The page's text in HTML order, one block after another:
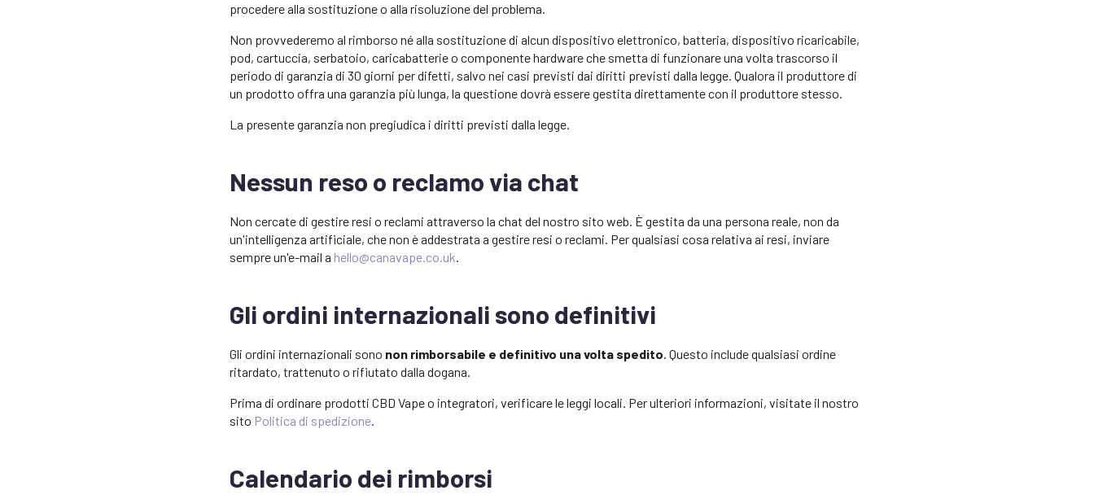
procedere alla sostituzione o alla risoluzione del problema.
Non provvederemo al rimborso né alla sostituzione di alcun dispositivo elettronico, batteria, dispositivo ricaricabile,
pod, cartuccia, serbatoio, caricabatterie o componente hardware che smetta di funzionare una volta trascorso il
periodo di garanzia di 30 giorni per difetti, salvo nei casi previsti dai diritti previsti dalla legge. Qualora il produttore di
un prodotto offra una garanzia più lunga, la questione dovrà essere gestita direttamente con il produttore stesso.
La presente garanzia non pregiudica i diritti previsti dalla legge.
Nessun reso o reclamo via chat
Non cercate di gestire resi o reclami attraverso la chat del nostro sito web. È gestita da una persona reale, non da
un'intelligenza artificiale, che non è addestrata a gestire resi o reclami. Per qualsiasi cosa relativa ai resi, inviare
sempre un'e-mail a hello@canavape.co.uk.
Gli ordini internazionali sono definitivi
Gli ordini internazionali sono non rimborsabile e definitivo una volta spedito. Questo include qualsiasi ordine
ritardato, trattenuto o rifiutato dalla dogana.
Prima di ordinare prodotti CBD Vape o integratori, verificare le leggi locali. Per ulteriori informazioni, visitate il nostro
sito Politica di spedizione.
Calendario dei rimborsi